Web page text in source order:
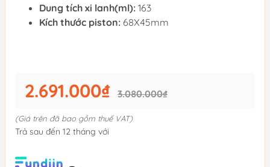
Dung tích xi lanh(ml): 163
Kích thước piston: 68X45mm
2.691.000₫ 3.080.000₫
(Giá trên đã bao gồm thuế VAT)
Trả sau đến 12 tháng với